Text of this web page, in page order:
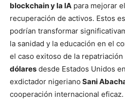
blockchain y la IA para mejorar
recuperación de activos. Estos
podrían transformar
la sanidad y la educación en el
el caso exitoso de la repatriación
dólares desde Estados Unidos
exdictador nigeriano Sani
cooperación internacional eficaz.